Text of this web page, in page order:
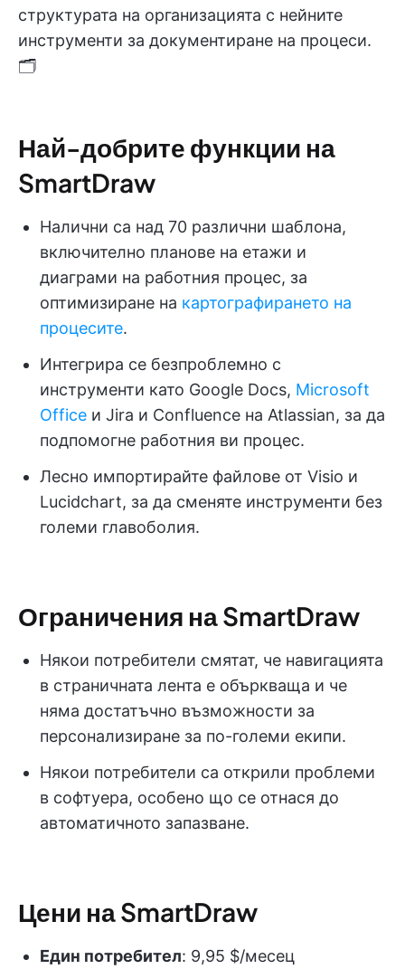
структурата на организацията с нейните
инструменти за документиране на процеси.
🗂️
Най-добрите функции на
SmartDraw
Налични са над 70 различни шаблона,
включително планове на етажи и
диаграми на работния процес, за
оптимизиране на картографирането на
процесите.
Интегрира се безпроблемно с
инструменти като Google Docs, Microsoft
Office и Jira и Confluence на Atlassian, за да
подпомогне работния ви процес.
Лесно импортирайте файлове от Visio и
Lucidchart, за да сменяте инструменти без
големи главоболия.
Ограничения на SmartDraw
Някои потребители смятат, че навигацията
в страничната лента е объркваща и че
няма достатъчно възможности за
персонализиране за по-големи екипи.
Някои потребители са открили проблеми
в софтуера, особено що се отнася до
автоматичното запазване.
Цени на SmartDraw
Един потребител: 9,95 $/месец